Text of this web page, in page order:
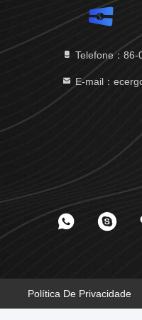
Telefone：
E-mail：
Política De Privacidade